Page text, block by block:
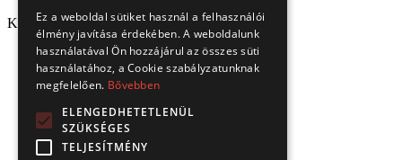
Kapcsolat
1151 Budapest, Mélyfúró u. 2/E.
3070 Bátonyterenye, Ózdi út 15.
8693 Lengyeltóti, Fonyódi u. 10.
6000 Kecskemét, Budai út 137.
Tel.: (+36) 1 306 3770
Email: verbis@verbis.hu
Ez a weboldal sütiket használ a felhasználói
élmény javítása érdekében. A weboldalunk
használatával Ön hozzájárul az összes süti
használatához, a Cookie szabályzatunknak
megfelelően. Bővebben
ELENGEDHETETLENÜL
SZÜKSÉGES
TELJESÍTMÉNY